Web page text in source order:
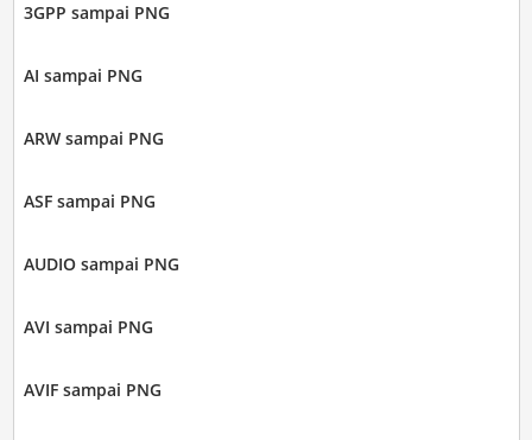
3GPP sampai PNG
AI sampai PNG
ARW sampai PNG
ASF sampai PNG
AUDIO sampai PNG
AVI sampai PNG
AVIF sampai PNG